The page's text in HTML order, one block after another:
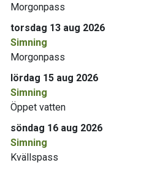
Morgonpass
torsdag 13 aug 2026
Simning
Morgonpass
lördag 15 aug 2026
Simning
Öppet vatten
söndag 16 aug 2026
Simning
Kvällspass